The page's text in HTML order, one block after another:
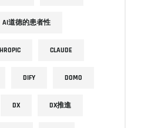
AI道徳的患者性
CLAUDE
DIFY DOMO
DX DX推進